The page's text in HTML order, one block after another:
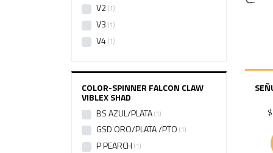
V2 1
V3 1
V4 1
COLOR-SPINNER FALCON CLAW
VIBLEX SHAD
BS AZUL/PLATA 1
GSD ORO/PLATA /PTO 1
P PEARCH 1